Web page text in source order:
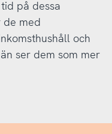
på dessa
de med
och
ser dem som mer